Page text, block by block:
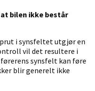
bilen ikke består
i synsfeltet utgjør en
vil det resultere i
synsfelt kan føre
blir generelt ikke